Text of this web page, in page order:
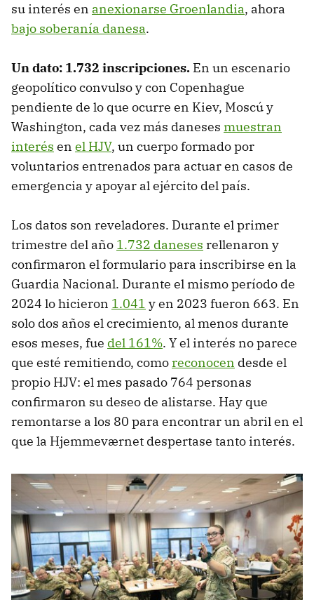
su interés en anexionarse Groenlandia, ahora
bajo soberanía danesa.
Un dato: 1.732 inscripciones. En un escenario
geopolítico convulso y con Copenhague
pendiente de lo que ocurre en Kiev, Moscú y
Washington, cada vez más daneses muestran
interés en el HJV, un cuerpo formado por
voluntarios entrenados para actuar en casos de
emergencia y apoyar al ejército del país.
Los datos son reveladores. Durante el primer
trimestre del año 1.732 daneses rellenaron y
confirmaron el formulario para inscribirse en la
Guardia Nacional. Durante el mismo período de
2024 lo hicieron 1.041 y en 2023 fueron 663. En
solo dos años el crecimiento, al menos durante
esos meses, fue del 161%. Y el interés no parece
que esté remitiendo, comoreconocen desde el
propio HJV: el mes pasado 764 personas
confirmaron su deseo de alistarse. Hay que
remontarse a los 80 para encontrar un abril en el
que la Hjemmeværnet despertase tanto interés.